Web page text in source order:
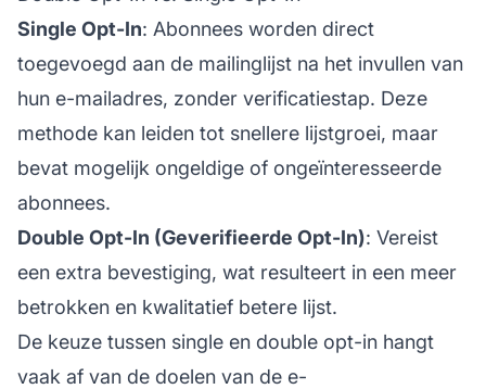
Single Opt-In: Abonnees worden direct
toegevoegd aan de mailinglijst na het invullen van
hun e-mailadres, zonder verificatiestap. Deze
methode kan leiden tot snellere lijstgroei, maar
bevat mogelijk ongeldige of ongeïnteresseerde
abonnees.
Double Opt-In (Geverifieerde Opt-In): Vereist
een extra bevestiging, wat resulteert in een meer
betrokken en kwalitatief betere lijst.
De keuze tussen single en double opt-in hangt
vaak af van de doelen van de e-